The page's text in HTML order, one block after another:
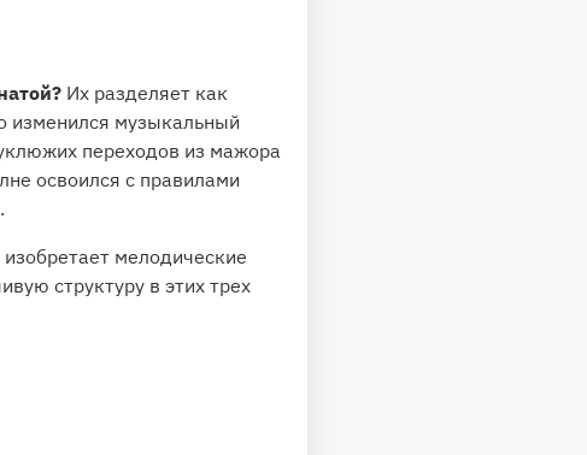
Их разделяет как
изменился музыкальный
переходов из мажора
освоился с правилами
изобретает мелодические
структуру в этих трех